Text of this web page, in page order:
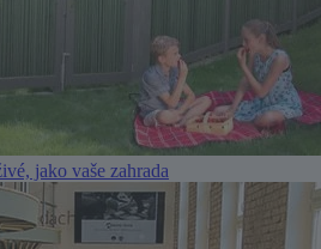
jako vaše zahrada